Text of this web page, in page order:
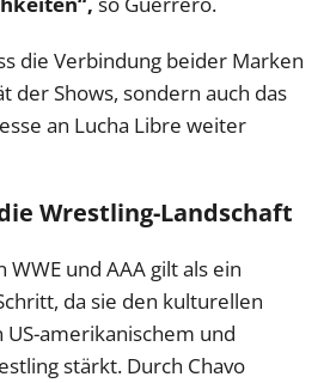
die Verbindung beider Marken
der Shows, sondern auch das
an Lucha Libre weiter
Wrestling-Landschaft
und AAA gilt als ein
da sie den kulturellen
US-amerikanischem und
stärkt. Durch Chavo